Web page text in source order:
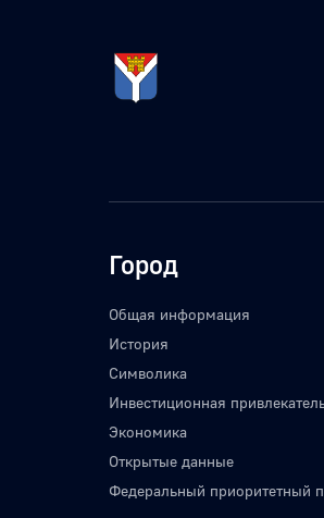
Город
Общая информация
История
Символика
Инвестиционная
Экономика
Открытые данные
Федеральный приоритетный